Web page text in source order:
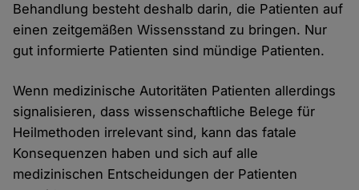
Behandlung besteht deshalb darin, die Patienten auf
einen zeitgemäßen Wissensstand zu bringen. Nur
gut informierte Patienten sind mündige Patienten.
Wenn medizinische Autoritäten Patienten allerdings
signalisieren, dass wissenschaftliche Belege für
Heilmethoden irrelevant sind, kann das fatale
Konsequenzen haben und sich auf alle
medizinischen Entscheidungen der Patienten